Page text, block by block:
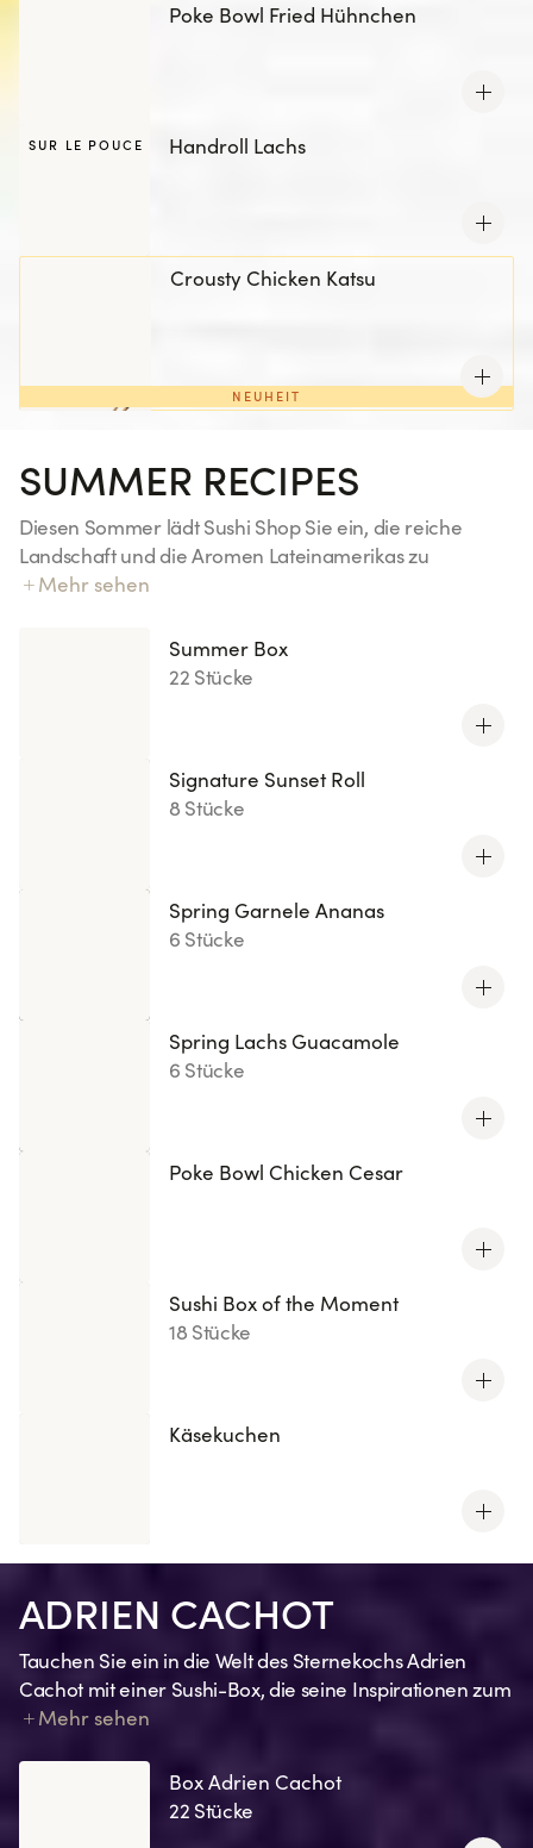
Poke Bowl Fried Hühnchen
SUR LE POUCE Handroll Lachs
NEUHEIT
Crousty Chicken Katsu
SUMMER RECIPES
Diesen Sommer lädt Sushi Shop Sie ein, die reiche
Landschaft und die Aromen Lateinamerikas zu
erkunden. Jede Kreation dieser Sommerkollektion ist ein
sonnigen Akzenten.
Mehr sehen
Summer Box
22 Stücke
Signature Sunset Roll
8 Stücke
Spring Garnele Ananas
6 Stücke
Spring Lachs Guacamole
6 Stücke
Poke Bowl Chicken Cesar
Sushi Box of the Moment
18 Stücke
Käsekuchen
ADRIEN CACHOT
Tauchen Sie ein in die Welt des Sternekochs Adrien
Cachot mit einer Sushi-Box, die seine Inspirationen zum
Ausdruck bringt. Jede Kreation spiegelt eine Erinnerung,
oder eine seiner charakteristischen Zutaten wider.
Mehr sehen
Box Adrien Cachot
22 Stücke